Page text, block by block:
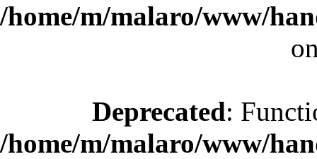
/home/m/malaro/www/
Deprecated:
/home/m/malaro/www/